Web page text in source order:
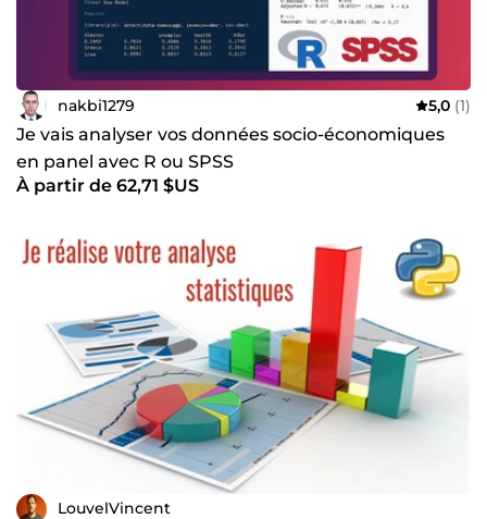
nakbi1279 5,0 (1)
Je vais analyser vos données socio-économiques
en panel avec R ou SPSS
À partir de 62,71 $US
LouvelVincent